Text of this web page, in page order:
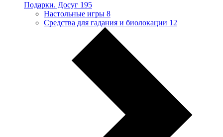
Подарки. Досуг 195
Настольные игры 8
Средства для гадания и биолокации 12